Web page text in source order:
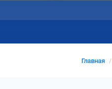
Главная